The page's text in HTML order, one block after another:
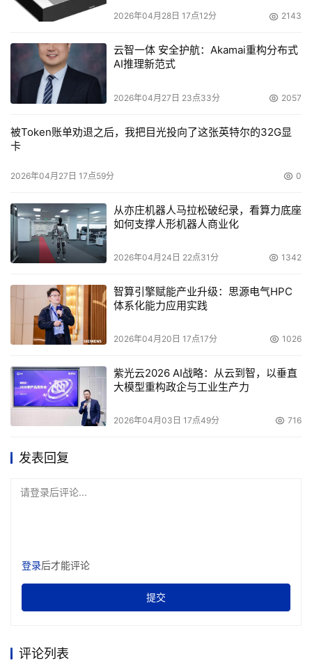
2026年04月28日 17点12分 2143
云智一体 安全护航：Akamai重构分布式
AI推理新范式
2026年04月27日 23点33分 2057
被Token账单劝退之后，我把目光投向了这张英特尔的32G显
卡
2026年04月27日 17点59分 0
从亦庄机器人马拉松破纪录，看算力底座
如何支撑人形机器人商业化
2026年04月24日 22点31分 1342
智算引擎赋能产业升级：思源电气HPC
体系化能力应用实践
2026年04月20日 17点17分 1026
紫光云2026 AI战略：从云到智，以垂直
大模型重构政企与工业生产力
2026年04月03日 17点49分 716
发表回复
请登录后评论...
登录后才能评论
提交
评论列表